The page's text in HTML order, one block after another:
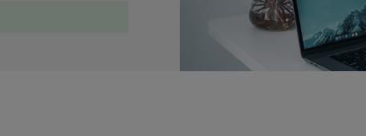
"Kiviteli eszközök"